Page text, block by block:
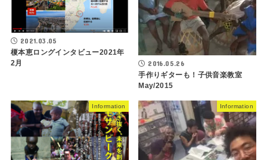
2021.03.05
榎本恵ロングインタビュー2021年
2月
2016.05.26
手作りギターも！子供音楽教室
May/2015
Information Information